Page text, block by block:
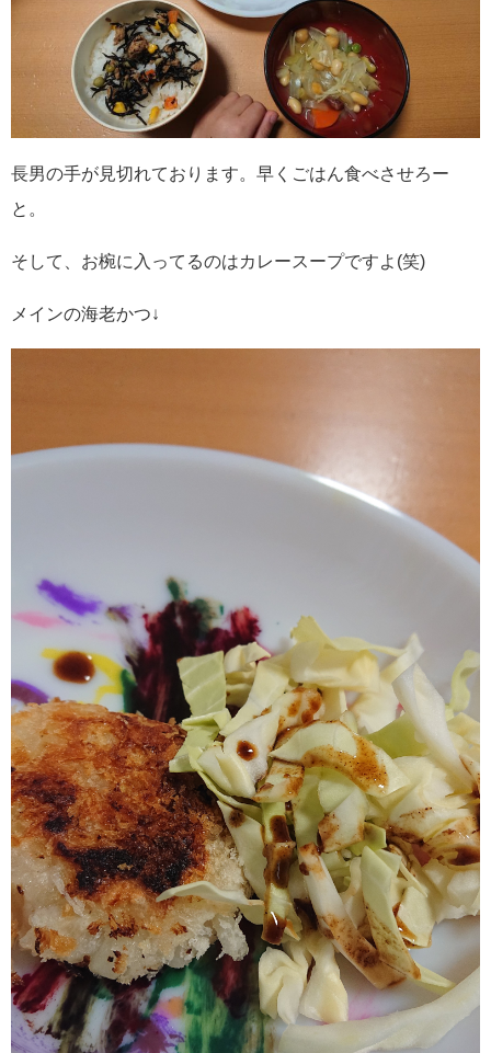
長男の手が見切れております。早くごはん食べさせろー
と。
そして、お椀に入ってるのはカレースープですよ(笑)
メインの海老かつ↓